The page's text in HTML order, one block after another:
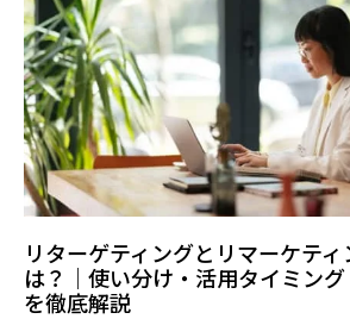
リターゲティングとリマーケテ
は？｜使い分け・活用タイミン
を徹底解説